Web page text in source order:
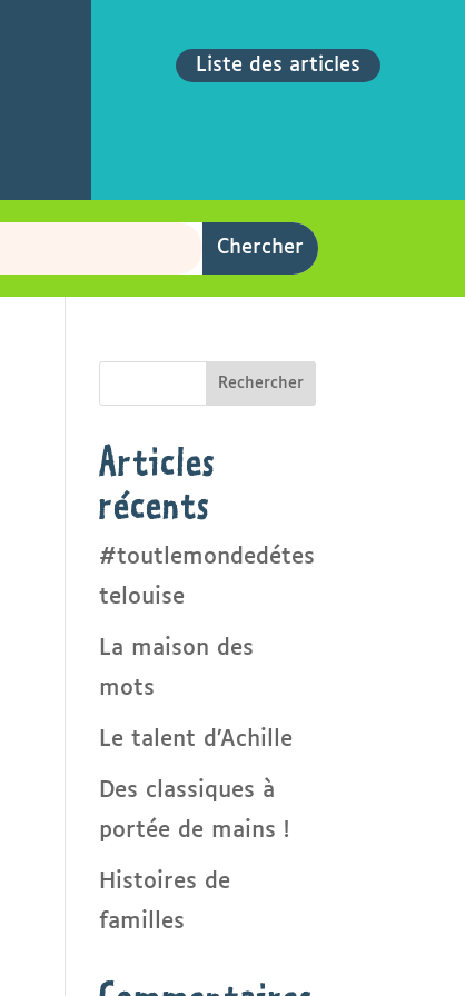
Liste des articles
Rechercher
Articles
récents
#toutlemondedétes
telouise
La maison des
mots
Le talent d’Achille
Des classiques à
portée de mains !
Histoires de
familles